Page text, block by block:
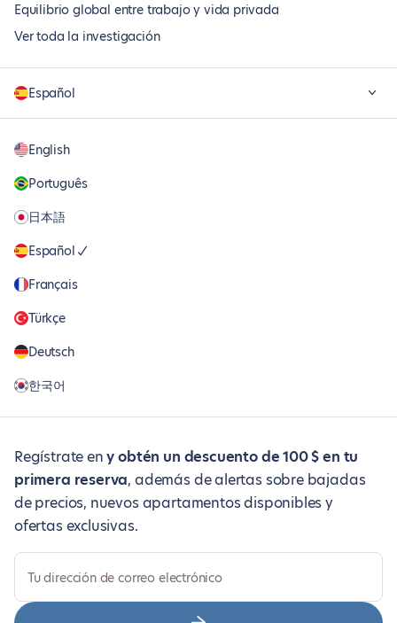
Equilibrio global entre trabajo y vida privada
Ver toda la investigación
Español
English
Português
日本語
Español
Français
Türkçe
Deutsch
한국어
Regístrate eny obtén un descuento de 100 $ en tu
primera reserva, además de alertas sobre bajadas
de precios, nuevos apartamentos disponibles y
ofertas exclusivas.
Tu dirección de correo electrónico